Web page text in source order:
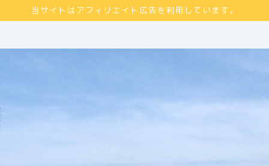
当サイトはアフィリエイト広告を利用しています。